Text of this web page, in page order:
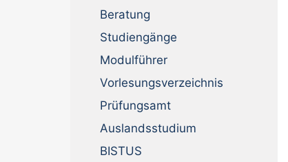
Beratung
Studiengänge
Modulführer
Vorlesungsverzeichnis
Prüfungsamt
Ausland­sstudium
BISTUS